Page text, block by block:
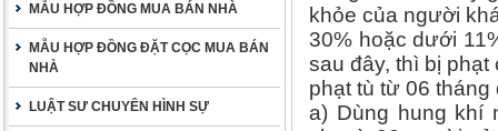
MẪU HỢP ĐỒNG MUA BÁN NHÀ
MẪU HỢP ĐỒNG ĐẶT CỌC MUA BÁN
NHÀ
LUẬT SƯ CHUYÊN HÌNH SỰ
khỏe của người
30% hoặc dưới
sau đây, thì bị
phạt tù từ 06 tháng
a) Dùng hung khí